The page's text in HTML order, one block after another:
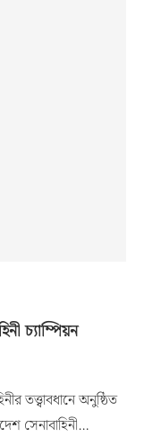
চ্যাম্পিয়ন
তত্ত্বাবধানে অনুষ্ঠিত
সেনাবাহিনী…